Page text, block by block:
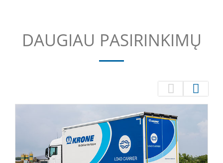
DAUGIAU PASIRINKIMŲ